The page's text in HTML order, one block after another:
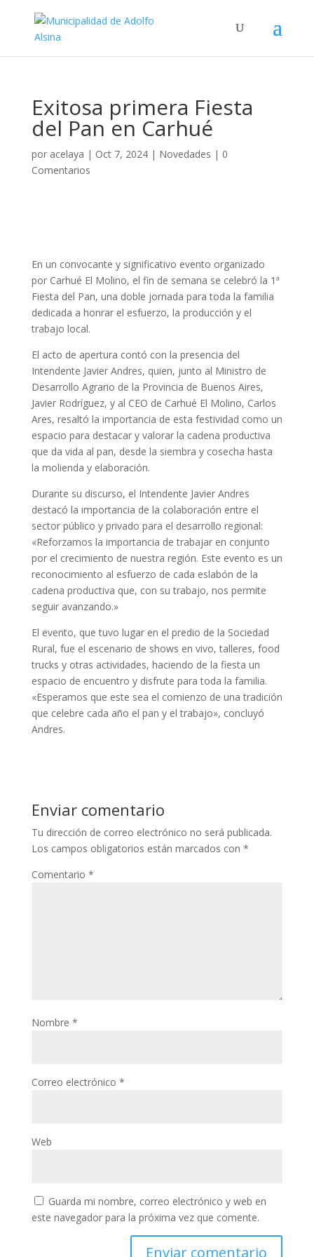
Exitosa primera Fiesta
del Pan en Carhué
por acelaya | Oct 7, 2024| Novedades | 0
Comentarios
En un convocante y significativo evento organizado
por Carhué El Molino, el fin de semana se celebró la 1ª
Fiesta del Pan, una doble jornada para toda la familia
dedicada a honrar el esfuerzo, la producción y el
trabajo local.
El acto de apertura contó con la presencia del
Intendente Javier Andres, quien, junto al Ministro de
Desarrollo Agrario de la Provincia de Buenos Aires,
Javier Rodríguez, y al CEO de Carhué El Molino, Carlos
Ares, resaltó la importancia de esta festividad como un
espacio para destacar y valorar la cadena productiva
que da vida al pan, desde la siembra y cosecha hasta
la molienda y elaboración.
Durante su discurso, el Intendente Javier Andres
destacó la importancia de la colaboración entre el
sector público y privado para el desarrollo regional:
«Reforzamos la importancia de trabajar en conjunto
por el crecimiento de nuestra región. Este evento es un
reconocimiento al esfuerzo de cada eslabón de la
cadena productiva que, con su trabajo, nos permite
seguir avanzando.»
El evento, que tuvo lugar en el predio de la Sociedad
Rural, fue el escenario de shows en vivo, talleres, food
trucks y otras actividades, haciendo de la fiesta un
espacio de encuentro y disfrute para toda la familia.
«Esperamos que este sea el comienzo de una tradición
que celebre cada año el pan y el trabajo», concluyó
Andres.
Enviar comentario
Tu dirección de correo electrónico no será publicada.
Los campos obligatorios están marcados con *
Comentario *
Nombre *
Correo electrónico *
Web
Guarda mi nombre, correo electrónico y web en
este navegador para la próxima vez que comente.